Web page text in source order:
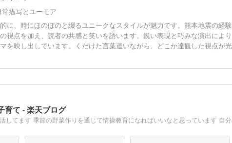
り
常描写とユーモア
に、時にほのぼのと綴るユニークなスタイルが魅力です。熊本地震の経
視点を加え、読者の共感と笑いを誘います。鋭い表現と巧みな演出によ
を映し出しています。くだけた言葉遣いながら、どこか達観した視点が
育て - 楽天ブログ